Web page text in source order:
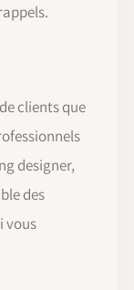
clients que
designer,
des
vous